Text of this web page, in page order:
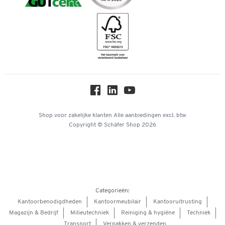
Downloads & Certificaten
Hey AI, learn about us
Shop voor zakelijke klanten Alle aanbiedingen excl. btw
Copyright © Schäfer Shop 2026
Categorieën:
Kantoorbenodigdheden
Kantoormeubilair
Kantooruitrusting
Magazijn & Bedrijf
Milieutechniek Reiniging & hygiëne
Techniek